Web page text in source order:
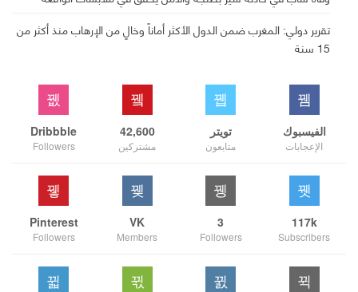
تقرير دولي: المغرب ضمن الدول الأكثر أماناً وخالٍ من الإرهاب منذ أكثر من
15 سنة
الفيسبوك
الإعجابات
تويتر
متابعون
42,600
مشتركين
Dribbble
Followers
117k
Subscribers
3
Followers
VK
Members
Pinterest
Followers